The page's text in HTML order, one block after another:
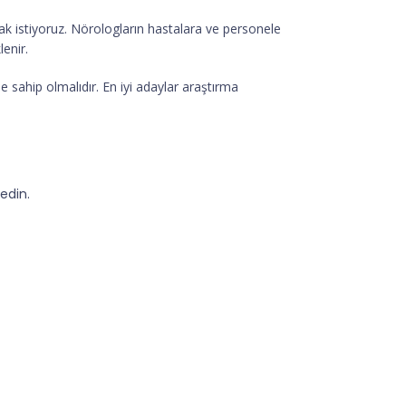
istiyoruz. Nörologların hastalara ve personele
olmalıdır. En iyi adaylar araştırma